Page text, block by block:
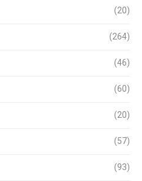
(20)
(264)
(46)
(60)
(20)
(57)
(93)